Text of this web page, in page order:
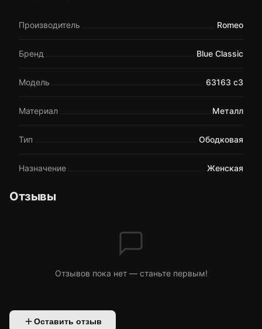
Производитель Romeo
Бренд Blue Classic
Модель 63163 c3
Материал Металл
Тип Ободковая
Назначение Женская
Отзывы
Отзывов пока нет — станьте первым!
Оставить отзыв